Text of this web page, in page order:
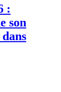
:
son